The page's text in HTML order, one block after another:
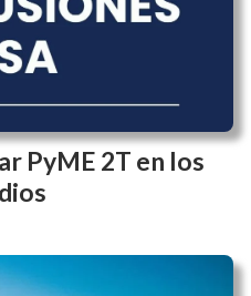
PyME en rojo: